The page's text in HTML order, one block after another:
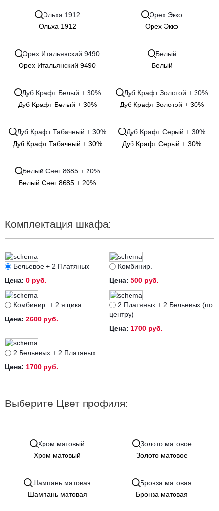
Ольха 1912 Орех Экко
Орех Итальянский 9490 Белый
Дуб Крафт Белый + 30% Дуб Крафт Золотой + 30%
Дуб Крафт Табачный + 30% Дуб Крафт Серый + 30%
Белый Снег 8685 + 20%
Комплектация шкафа:
Бельевое + 2 Платяных
Цена: 0 руб.
Комбинир.
Цена: 500 руб.
Комбинир. + 2 ящика
Цена: 2600 руб.
2 Платяных + 2 Бельевых (по
центру)
Цена: 1700 руб.
2 Бельевых + 2 Платяных
Цена: 1700 руб.
Выберите Цвет профиля:
Хром матовый Золото матовое
Шампань матовая Бронза матовая